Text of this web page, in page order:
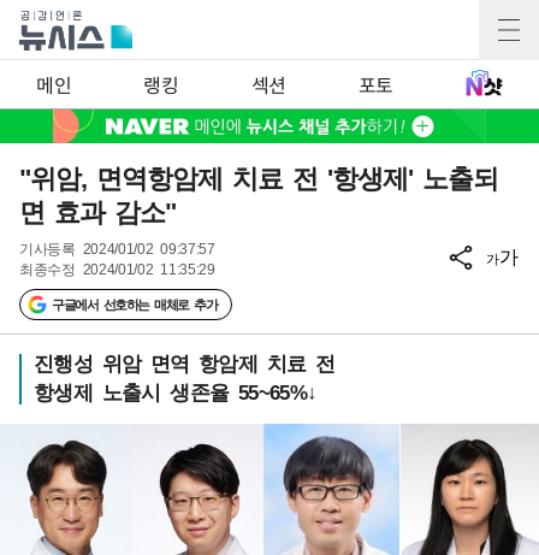
메인 랭킹 섹션 포토
"위암, 면역항암제 치료 전 '항생제' 노출되
면 효과 감소"
기사등록 2024/01/02 09:37:57
최종수정 2024/01/02 11:35:29
구글에서 선호하는 매체로 추가
가가
진행성 위암 면역 항암제 치료 전
항생제 노출시 생존율 55~65%↓